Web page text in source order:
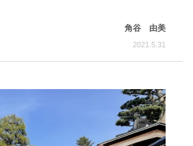
角谷 由美
2021.5.31